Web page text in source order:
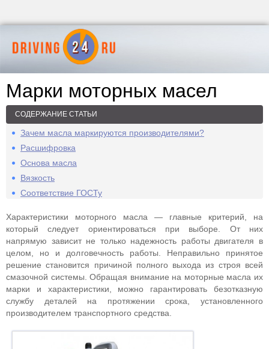
Марки моторных масел
СОДЕРЖАНИЕ СТАТЬИ
Зачем масла маркируются производителями?
Расшифровка
Основа масла
Вязкость
Соответствие ГОСТу
Характеристики моторного масла — главные критерий, на
который следует ориентироваться при выборе. От них
напрямую зависит не только надежность работы двигателя в
целом, но и долговечность работы. Неправильно принятое
решение становится причиной полного выхода из строя всей
смазочной системы. Обращая внимание на моторные масла их
марки и характеристики, можно гарантировать безотказную
службу деталей на протяжении срока, установленного
производителем транспортного средства.